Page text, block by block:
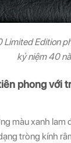
Limited Edition
kỷ niệm 40
phong với
màu xanh lam
tròng kính